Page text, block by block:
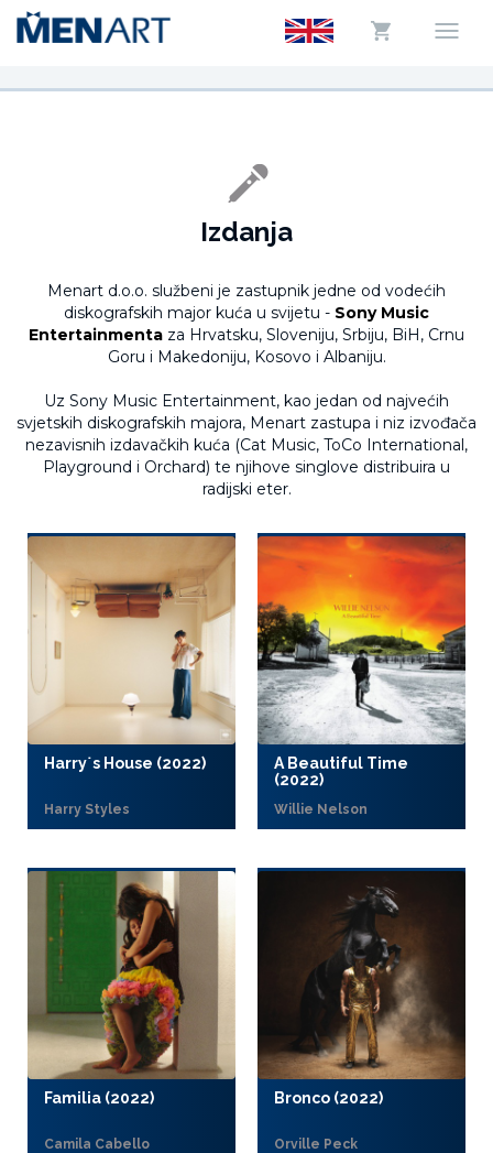
Izdanja
Menart d.o.o. službeni je zastupnik jedne od vodećih
diskografskih major kuća u svijetu - Sony Music
Entertainmenta za Hrvatsku, Sloveniju, Srbiju, BiH, Crnu
Goru i Makedoniju, Kosovo i Albaniju.
Uz Sony Music Entertainment, kao jedan od najvećih
svjetskih diskografskih majora, Menart zastupa i niz izvođača
nezavisnih izdavačkih kuća (Cat Music, ToCo International,
Playground i Orchard) te njihove singlove distribuira u
radijski eter.
Harry˙s House (2022)
Harry Styles
A Beautiful Time
(2022)
Willie Nelson
Familia (2022)
Camila Cabello
Bronco (2022)
Orville Peck